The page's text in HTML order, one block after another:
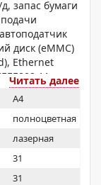
запас бумаги
диск (eMMC)
Ethernet
(4
отпечатков
не
Читать далее
A4
полноцветная
лазерная
31
31